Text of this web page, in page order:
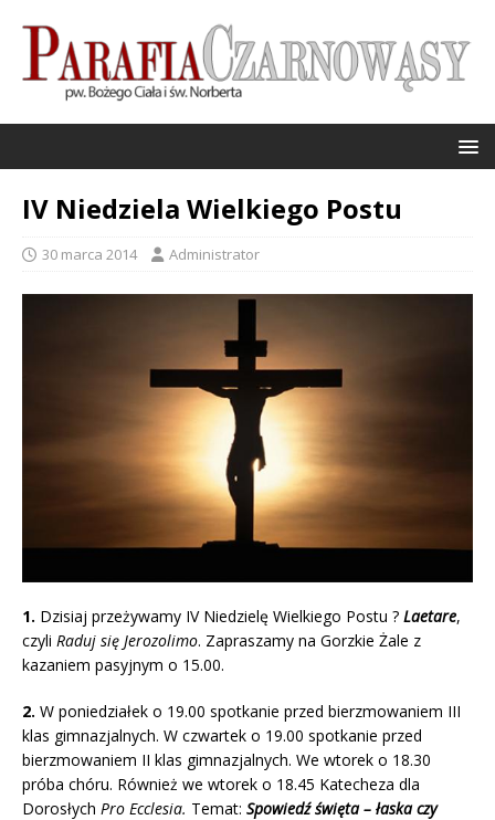
IV Niedziela Wielkiego Postu
30 marca 2014 Administrator
1. Dzisiaj przeżywamy IV Niedzielę Wielkiego Postu ? Laetare,
czyli Raduj się Jerozolimo. Zapraszamy na Gorzkie Żale z
kazaniem pasyjnym o 15.00.
2. W poniedziałek o 19.00 spotkanie przed bierzmowaniem III
klas gimnazjalnych. W czwartek o 19.00 spotkanie przed
bierzmowaniem II klas gimnazjalnych. We wtorek o 18.30
próba chóru. Również we wtorek o 18.45 Katecheza dla
Dorosłych Pro Ecclesia. Temat: Spowiedź święta – łaska czy